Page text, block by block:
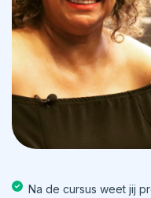
Na de cursus weet jij